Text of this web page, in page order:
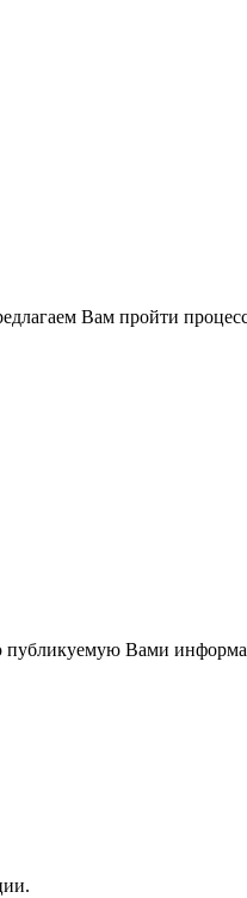
Вам пройти
публикуемую Вами